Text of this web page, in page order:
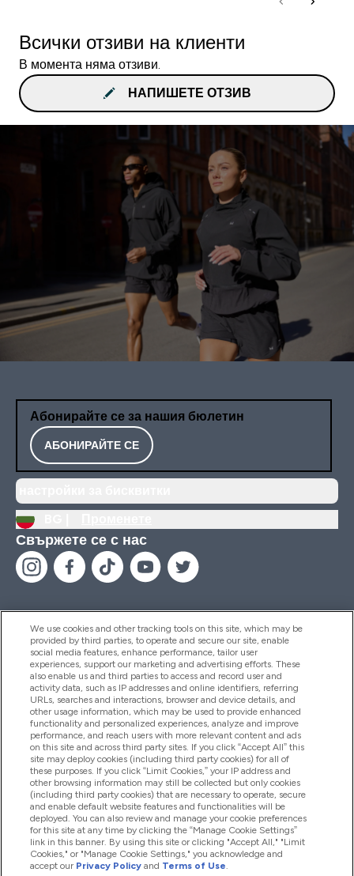
Всички отзиви на клиенти
В момента няма отзиви.
НАПИШЕТЕ ОТЗИВ
Абонирайте се за нашия бюлетин
АБОНИРАЙТЕ СЕ
Свържете се с нас
Помощ И Информация
Продукти
Информация За Компанията
Лоялност И Награди
2026 The Hut.com Ltd
We use cookies and other tracking tools on this site, which may be
provided by third parties, to operate and secure our site, enable
social media features, enhance performance, tailor user
experiences, support our marketing and advertising efforts. These
also enable us and third parties to access and record user and
activity data, such as IP addresses and online identifiers, referring
URLs, searches and interactions, browser and device details, and
other usage information, which may be used to provide enhanced
functionality and personalized experiences, analyze and improve
performance, and reach users with more relevant content and ads
on this site and across third party sites. If you click “Accept All” this
site may deploy cookies (including third party cookies) for all of
these purposes. If you click “Limit Cookies,” your IP address and
other browsing information may still be collected but only cookies
(including third party cookies) that are necessary to operate, secure
and enable default website features and functionalities will be
deployed. You can also review and manage your cookie preferences
for this site at any time by clicking the “Manage Cookie Settings”
link in this banner. By using this site or clicking "Accept All," "Limit
Cookies," or "Manage Cookie Settings," you acknowledge and
accept our Privacy Policy and Terms of Use.